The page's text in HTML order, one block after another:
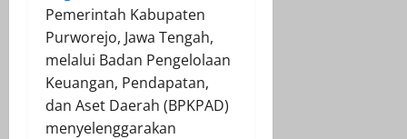
Pemerintah Kabupaten
Purworejo, Jawa Tengah,
melalui Badan Pengelolaan
Keuangan, Pendapatan,
dan Aset Daerah (BPKPAD)
menyelenggarakan